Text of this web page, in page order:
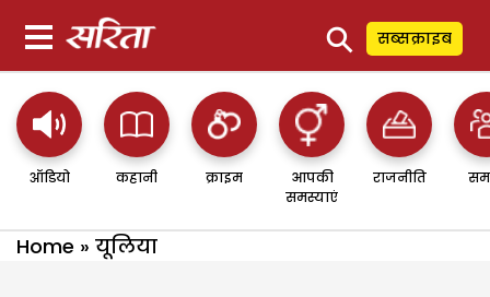
⚲ सब्सक्राइब
ऑडियो कहानी क्राइम
आपकी
समस्याएं
राजनीति
Home » यूलिया